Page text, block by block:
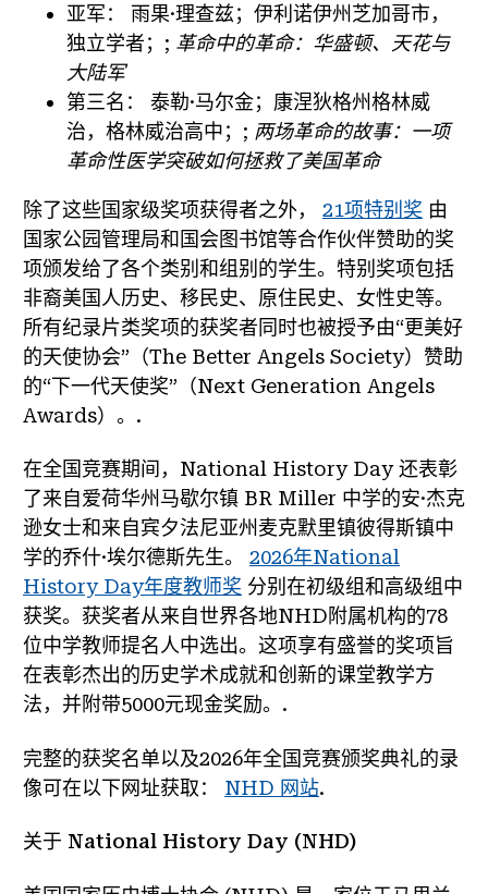
亚军： 雨果·理查兹；伊利诺伊州芝加哥市，
独立学者；; 革命中的革命：华盛顿、天花与
大陆军
第三名： 泰勒·马尔金；康涅狄格州格林威
治，格林威治高中；; 两场革命的故事：一项
革命性医学突破如何拯救了美国革命
除了这些国家级奖项获得者之外， 21项特别奖 由
国家公园管理局和国会图书馆等合作伙伴赞助的奖
项颁发给了各个类别和组别的学生。特别奖项包括
非裔美国人历史、移民史、原住民史、女性史等。
所有纪录片类奖项的获奖者同时也被授予由“更美好
的天使协会”（The Better Angels Society）赞助
的“下一代天使奖”（Next Generation Angels
Awards）。.
在全国竞赛期间，National History Day 还表彰
了来自爱荷华州马歇尔镇 BR Miller 中学的安·杰克
逊女士和来自宾夕法尼亚州麦克默里镇彼得斯镇中
学的乔什·埃尔德斯先生。 2026年National
History Day年度教师奖 分别在初级组和高级组中
获奖。获奖者从来自世界各地NHD附属机构的78
位中学教师提名人中选出。这项享有盛誉的奖项旨
在表彰杰出的历史学术成就和创新的课堂教学方
法，并附带5000元现金奖励。.
完整的获奖名单以及2026年全国竞赛颁奖典礼的录
像可在以下网址获取： NHD 网站.
关于 National History Day (NHD)